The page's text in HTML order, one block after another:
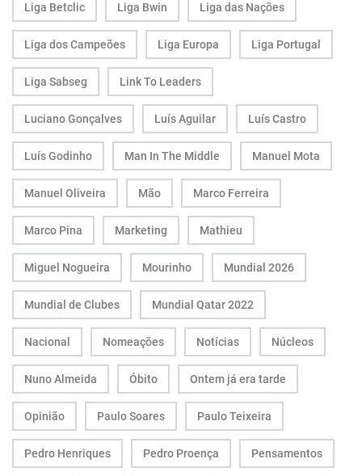
Liga Betclic Liga Bwin Liga das Nações
Liga dos Campeões Liga Europa Liga Portugal
Liga Sabseg Link To Leaders
Luciano Gonçalves Luís Aguilar Luís Castro
Luís Godinho Man In The Middle Manuel Mota
Manuel Oliveira Mão Marco Ferreira
Marco Pina Marketing Mathieu
Miguel Nogueira Mourinho Mundial 2026
Mundial de Clubes Mundial Qatar 2022
Nacional Nomeações Notícias Núcleos
Nuno Almeida Óbito Ontem já era tarde
Opinião Paulo Soares Paulo Teixeira
Pedro Henriques Pedro Proença Pensamentos